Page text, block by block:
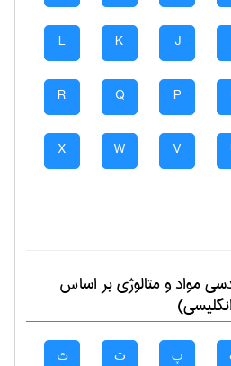
J
K
L
P
Q
R
V
W
X
مواد و متالوژیبر اساس
پ ت ث